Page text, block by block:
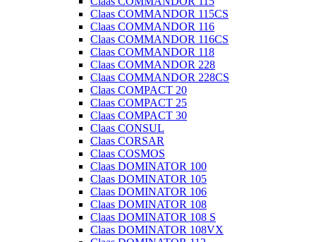
Claas COMMANDOR 115CS
Claas COMMANDOR 116
Claas COMMANDOR 116CS
Claas COMMANDOR 118
Claas COMMANDOR 228
Claas COMMANDOR 228CS
Claas COMPACT 20
Claas COMPACT 25
Claas COMPACT 30
Claas CONSUL
Claas CORSAR
Claas COSMOS
Claas DOMINATOR 100
Claas DOMINATOR 105
Claas DOMINATOR 106
Claas DOMINATOR 108
Claas DOMINATOR 108 S
Claas DOMINATOR 108VX